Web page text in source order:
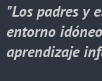
"Los padres y
entorno
aprendizaje